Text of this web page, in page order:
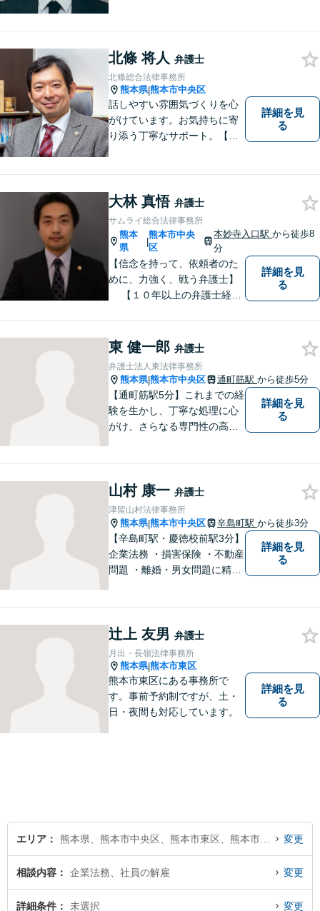
の方の契約関係トラブルまで
幅広くご相談いただいており
ます。お気軽にご相談くださ
い。
北條 将人 弁護士
北條総合法律事務所
熊本県|熊本市中央区
話しやすい雰囲気づくりを心
がけています。お気持ちに寄
り添う丁寧なサポート。【借
ート。企業からのご相談も承
ります【交通事故】弁護士費
用特約の利用可【夜間・休日
面談可】
詳細を見
る
大林 真悟 弁護士
サムライ総合法律事務所
熊本
県
|
熊本市中央
区
本妙寺入口駅から徒歩8
分
【信念を持って、依頼者のた
めに、力強く、戦う弁護士】
【１０年以上の弁護士経
護の３つの分野に力を注ぐ弁
護士】
詳細を見
る
東 健一郎 弁護士
弁護士法人東法律事務所
熊本県|熊本市中央区 通町筋駅 から徒歩5分
【通町筋駅5分】これまでの経
験を生かし、丁寧な処理に心
がけ、さらなる専門性の高い
意しております。様々な問題
に悩まれたとき、まずはお気
軽にご相談下さい。
詳細を見
る
山村 康一 弁護士
津留山村法律事務所
熊本県|熊本市中央区 辛島町駅 から徒歩3分
【辛島町駅・慶徳校前駅3分】
企業法務 ・損害保険 ・不動産
問題 ・離婚・男女問題に精通
詳細を見
る
辻上 友男 弁護士
月出・長嶺法律事務所
熊本県|熊本市東区
熊本市東区にある事務所で
す。事前予約制ですが、土・
日・夜間も対応しています。
詳細を見
る
エリア 変更
相談内容 企業法務、社員の解雇 変更
詳細条件 未選択 変更